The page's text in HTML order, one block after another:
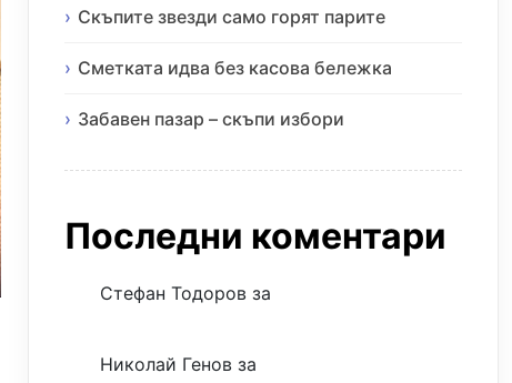
Скъпите звезди само горят парите
Сметката идва без касова бележка
Забавен пазар – скъпи избори
Последни коментари
Стефан Тодоров за
Николай Генов за